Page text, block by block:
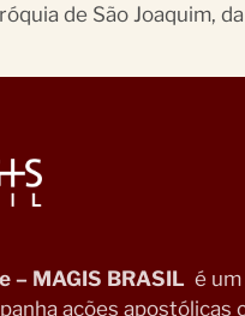
de São Joaquim,
– MAGIS BRASIL é
ações